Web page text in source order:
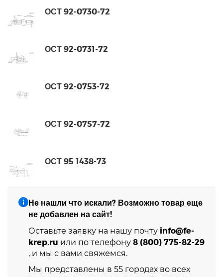
ОСТ 92-0730-72
ОСТ 92-0731-72
ОСТ 92-0753-72
ОСТ 92-0757-72
ОСТ 95 1438-73
Не нашли что искали? Возможно товар еще
не добавлен на сайт!
Оставьте заявку на нашу почту info@fe-
krep.ru или по телефону 8 (800) 775-82-29
, и мы с вами свяжемся.
Мы представлены в 55 городах во всех